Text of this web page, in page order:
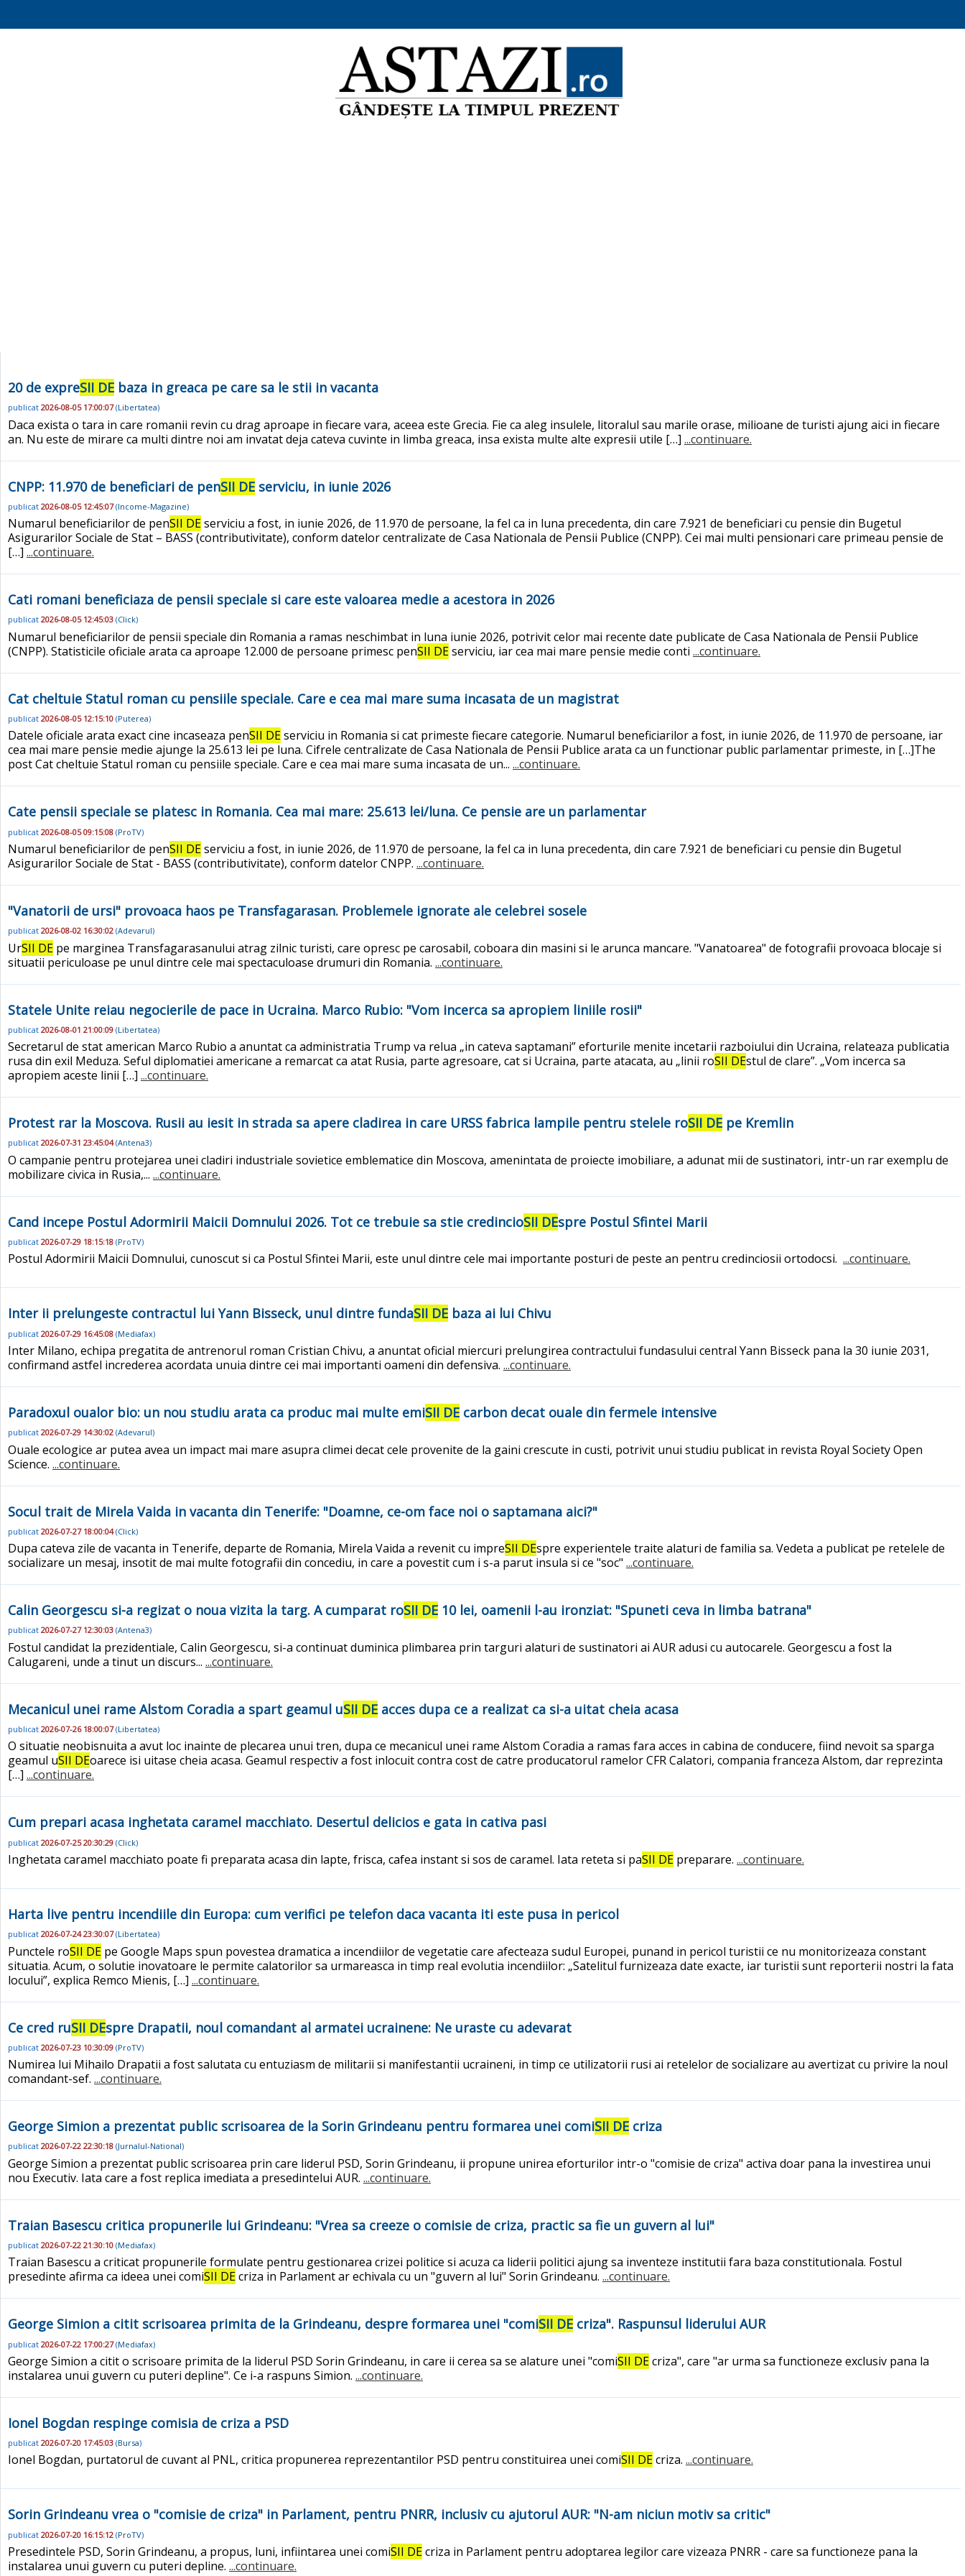
20 de expreSII DE baza in greaca pe care sa le stii in vacanta
publicat 2026-08-05 17:00:07(Libertatea)
Daca exista o tara in care romanii revin cu drag aproape in fiecare vara, aceea este Grecia. Fie ca aleg insulele, litoralul sau marile orase, milioane de turisti ajung aici in fiecare
an. Nu este de mirare ca multi dintre noi am invatat deja cateva cuvinte in limba greaca, insa exista multe alte expresii utile […] ...continuare.
CNPP: 11.970 de beneficiari de penSII DE serviciu, in iunie 2026
publicat 2026-08-05 12:45:07(Income-Magazine)
Numarul beneficiarilor de penSII DEserviciu a fost, in iunie 2026, de 11.970 de persoane, la fel ca in luna precedenta, din care 7.921 de beneficiari cu pensie din Bugetul
Asigurarilor Sociale de Stat – BASS (contributivitate), conform datelor centralizate de Casa Nationala de Pensii Publice (CNPP). Cei mai multi pensionari care primeau pensie de
[…] ...continuare.
Cati romani beneficiaza de pensii speciale si care este valoarea medie a acestora in 2026
publicat 2026-08-05 12:45:03 (Click)
Numarul beneficiarilor de pensii speciale din Romania a ramas neschimbat in luna iunie 2026, potrivit celor mai recente date publicate de Casa Nationala de Pensii Publice
(CNPP). Statisticile oficiale arata ca aproape 12.000 de persoane primesc penSII DEserviciu, iar cea mai mare pensie medie conti ...continuare.
Cat cheltuie Statul roman cu pensiile speciale. Care e cea mai mare suma incasata de un magistrat
publicat 2026-08-05 12:15:10 (Puterea)
Datele oficiale arata exact cine incaseaza penSII DEserviciu in Romania si cat primeste fiecare categorie. Numarul beneficiarilor a fost, in iunie 2026, de 11.970 de persoane, iar
cea mai mare pensie medie ajunge la 25.613 lei pe luna. Cifrele centralizate de Casa Nationala de Pensii Publice arata ca un functionar public parlamentar primeste, in […]The
post Cat cheltuie Statul roman cu pensiile speciale. Care e cea mai mare suma incasata de un... ...continuare.
Cate pensii speciale se platesc in Romania. Cea mai mare: 25.613 lei/luna. Ce pensie are un parlamentar
publicat 2026-08-05 09:15:08 (ProTV)
Numarul beneficiarilor de penSII DEserviciu a fost, in iunie 2026, de 11.970 de persoane, la fel ca in luna precedenta, din care 7.921 de beneficiari cu pensie din Bugetul
Asigurarilor Sociale de Stat - BASS (contributivitate), conform datelor CNPP. ...continuare.
"Vanatorii de ursi" provoaca haos pe Transfagarasan. Problemele ignorate ale celebrei sosele
publicat 2026-08-02 16:30:02 (Adevarul)
UrSII DE pe marginea Transfagarasanului atrag zilnic turisti, care opresc pe carosabil, coboara din masini si le arunca mancare. "Vanatoarea" de fotografii provoaca blocaje si
situatii periculoase pe unul dintre cele mai spectaculoase drumuri din Romania. ...continuare.
Statele Unite reiau negocierile de pace in Ucraina. Marco Rubio: "Vom incerca sa apropiem liniile rosii"
publicat 2026-08-01 21:00:09 (Libertatea)
Secretarul de stat american Marco Rubio a anuntat ca administratia Trump va relua „in cateva saptamani” eforturile menite incetarii razboiului din Ucraina, relateaza publicatia
rusa din exil Meduza. Seful diplomatiei americane a remarcat ca atat Rusia, parte agresoare, cat si Ucraina, parte atacata, au „linii roSII DEstul de clare”. „Vom incerca sa
apropiem aceste linii […] ...continuare.
Protest rar la Moscova. Rusii au iesit in strada sa apere cladirea in care URSS fabrica lampile pentru stelele roSII DE pe Kremlin
publicat 2026-07-31 23:45:04(Antena3)
O campanie pentru protejarea unei cladiri industriale sovietice emblematice din Moscova, amenintata de proiecte imobiliare, a adunat mii de sustinatori, intr-un rar exemplu de
mobilizare civica in Rusia,... ...continuare.
Cand incepe Postul Adormirii Maicii Domnului 2026. Tot ce trebuie sa stie credincioSII DEspre Postul Sfintei Marii
publicat 2026-07-29 18:15:18 (ProTV)
Postul Adormirii Maicii Domnului, cunoscut si ca Postul Sfintei Marii, este unul dintre cele mai importante posturi de peste an pentru credinciosii ortodocsi. ...continuare.
Inter ii prelungeste contractul lui Yann Bisseck, unul dintre fundaSII DE baza ai lui Chivu
publicat 2026-07-29 16:45:08 (Mediafax)
Inter Milano, echipa pregatita de antrenorul roman Cristian Chivu, a anuntat oficial miercuri prelungirea contractului fundasului central Yann Bisseck pana la 30 iunie 2031,
confirmand astfel increderea acordata unuia dintre cei mai importanti oameni din defensiva. ...continuare.
Paradoxul oualor bio: un nou studiu arata ca produc mai multe emiSII DE carbon decat ouale din fermele intensive
publicat 2026-07-29 14:30:02 (Adevarul)
Ouale ecologice ar putea avea un impact mai mare asupra climei decat cele provenite de la gaini crescute in custi, potrivit unui studiu publicat in revista Royal Society Open
Science. ...continuare.
Socul trait de Mirela Vaida in vacanta din Tenerife: "Doamne, ce-om face noi o saptamana aici?"
publicat 2026-07-27 18:00:04(Click)
Dupa cateva zile de vacanta in Tenerife, departe de Romania, Mirela Vaida a revenit cu impreSII DEspre experientele traite alaturi de familia sa. Vedeta a publicat pe retelele de
socializare un mesaj, insotit de mai multe fotografii din concediu, in care a povestit cum i s-a parut insula si ce "soc" ...continuare.
Calin Georgescu si-a regizat o noua vizita la targ. A cumparat roSII DE 10 lei, oamenii l-au ironziat: "Spuneti ceva in limba batrana"
publicat 2026-07-27 12:30:03 (Antena3)
Fostul candidat la prezidentiale, Calin Georgescu, si-a continuat duminica plimbarea prin targuri alaturi de sustinatori ai AUR adusi cu autocarele. Georgescu a fost la
Calugareni, unde a tinut un discurs... ...continuare.
Mecanicul unei rame Alstom Coradia a spart geamul uSII DE acces dupa ce a realizat ca si-a uitat cheia acasa
publicat 2026-07-26 18:00:07(Libertatea)
O situatie neobisnuita a avut loc inainte de plecarea unui tren, dupa ce mecanicul unei rame Alstom Coradia a ramas fara acces in cabina de conducere, fiind nevoit sa sparga
geamul uSII DEoarece isi uitase cheia acasa. Geamul respectiv a fost inlocuit contra cost de catre producatorul ramelor CFR Calatori, compania franceza Alstom, dar reprezinta
[…] ...continuare.
Cum prepari acasa inghetata caramel macchiato. Desertul delicios e gata in cativa pasi
publicat 2026-07-25 20:30:29 (Click)
Inghetata caramel macchiato poate fi preparata acasa din lapte, frisca, cafea instant si sos de caramel. Iata reteta si paSII DE preparare. ...continuare.
Harta live pentru incendiile din Europa: cum verifici pe telefon daca vacanta iti este pusa in pericol
publicat 2026-07-24 23:30:07(Libertatea)
Punctele roSII DE pe Google Maps spun povestea dramatica a incendiilor de vegetatie care afecteaza sudul Europei, punand in pericol turistii ce nu monitorizeaza constant
situatia. Acum, o solutie inovatoare le permite calatorilor sa urmareasca in timp real evolutia incendiilor: „Satelitul furnizeaza date exacte, iar turistii sunt reporterii nostri la fata
locului”, explica Remco Mienis, […] ...continuare.
Ce cred ruSII DEspre Drapatii, noul comandant al armatei ucrainene: Ne uraste cu adevarat
publicat 2026-07-23 10:30:09 (ProTV)
Numirea lui Mihailo Drapatii a fost salutata cu entuziasm de militarii si manifestantii ucraineni, in timp ce utilizatorii rusi ai retelelor de socializare au avertizat cu privire la noul
comandant-sef. ...continuare.
George Simion a prezentat public scrisoarea de la Sorin Grindeanu pentru formarea unei comiSII DE criza
publicat 2026-07-22 22:30:18 (Jurnalul-National)
George Simion a prezentat public scrisoarea prin care liderul PSD, Sorin Grindeanu, ii propune unirea eforturilor intr-o "comisie de criza" activa doar pana la investirea unui
nou Executiv. Iata care a fost replica imediata a presedintelui AUR. ...continuare.
Traian Basescu critica propunerile lui Grindeanu: "Vrea sa creeze o comisie de criza, practic sa fie un guvern al lui"
publicat 2026-07-22 21:30:10 (Mediafax)
Traian Basescu a criticat propunerile formulate pentru gestionarea crizei politice si acuza ca liderii politici ajung sa inventeze institutii fara baza constitutionala. Fostul
presedinte afirma ca ideea unei comiSII DEcriza in Parlament ar echivala cu un "guvern al lui" Sorin Grindeanu. ...continuare.
George Simion a citit scrisoarea primita de la Grindeanu, despre formarea unei "comiSII DE criza". Raspunsul liderului AUR
publicat 2026-07-22 17:00:27(Mediafax)
George Simion a citit o scrisoare primita de la liderul PSD Sorin Grindeanu, in care ii cerea sa se alature unei "comiSII DEcriza", care "ar urma sa functioneze exclusiv pana la
instalarea unui guvern cu puteri depline". Ce i-a raspuns Simion. ...continuare.
Ionel Bogdan respinge comisia de criza a PSD
publicat 2026-07-20 17:45:03 (Bursa)
Ionel Bogdan, purtatorul de cuvant al PNL, critica propunerea reprezentantilor PSD pentru constituirea unei comiSII DEcriza. ...continuare.
Sorin Grindeanu vrea o "comisie de criza" in Parlament, pentru PNRR, inclusiv cu ajutorul AUR: "N-am niciun motiv sa critic"
publicat 2026-07-20 16:15:12 (ProTV)
Presedintele PSD, Sorin Grindeanu, a propus, luni, infiintarea unei comiSII DEcriza in Parlament pentru adoptarea legilor care vizeaza PNRR - care sa functioneze pana la
instalarea unui guvern cu puteri depline. ...continuare.